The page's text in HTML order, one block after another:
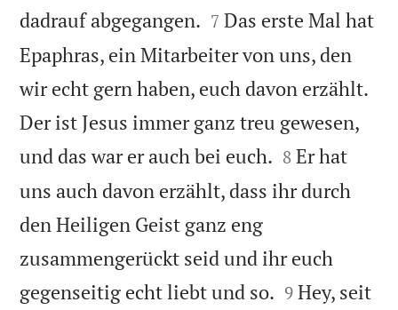
dadrauf abgegangen. 

7 Das erste Mal hat
Epaphras, ein Mitarbeiter von uns, den
wir echt gern haben, euch davon erzählt.
Der ist Jesus immer ganz treu gewesen,
und das war er auch bei euch. 

8 Er hat
uns auch davon erzählt, dass ihr durch
den Heiligen Geist ganz eng
zusammengerückt seid und ihr euch
gegenseitig echt liebt und so. 

9 Hey, seit